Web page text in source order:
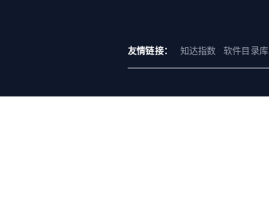
友情链接： 知达指数 软件目录库